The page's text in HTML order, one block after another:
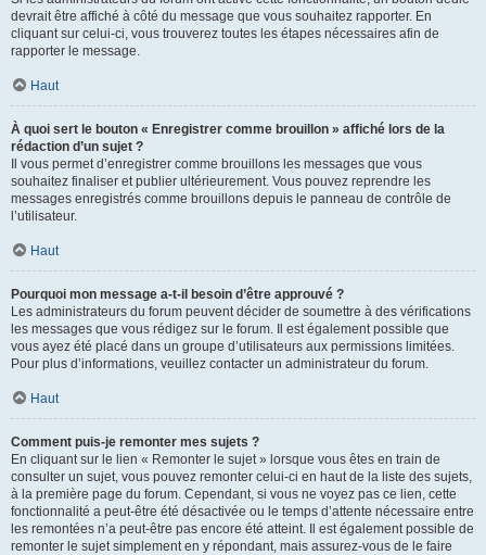
devrait être affiché à côté du message que vous souhaitez rapporter. En
cliquant sur celui-ci, vous trouverez toutes les étapes nécessaires afin de
rapporter le message.
Haut
À quoi sert le bouton « Enregistrer comme brouillon » affiché lors de la
rédaction d’un sujet ?
Il vous permet d’enregistrer comme brouillons les messages que vous
souhaitez finaliser et publier ultérieurement. Vous pouvez reprendre les
messages enregistrés comme brouillons depuis le panneau de contrôle de
l’utilisateur.
Haut
Pourquoi mon message a-t-il besoin d’être approuvé ?
Les administrateurs du forum peuvent décider de soumettre à des vérifications
les messages que vous rédigez sur le forum. Il est également possible que
vous ayez été placé dans un groupe d’utilisateurs aux permissions limitées.
Pour plus d’informations, veuillez contacter un administrateur du forum.
Haut
Comment puis-je remonter mes sujets ?
En cliquant sur le lien « Remonter le sujet » lorsque vous êtes en train de
consulter un sujet, vous pouvez remonter celui-ci en haut de la liste des sujets,
à la première page du forum. Cependant, si vous ne voyez pas ce lien, cette
fonctionnalité a peut-être été désactivée ou le temps d’attente nécessaire entre
les remontées n’a peut-être pas encore été atteint. Il est également possible de
remonter le sujet simplement en y répondant, mais assurez-vous de le faire